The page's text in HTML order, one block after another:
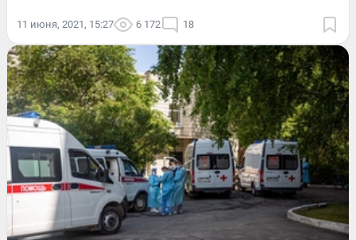
11 июня, 2021, 15:27 6 172 18